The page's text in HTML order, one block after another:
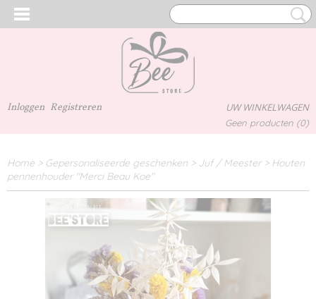
Inloggen Registreren UW WINKELWAGEN
Geen producten (0)
Home > Gepersonaliseerde geschenken > Juf / Meester> Houten
pennenhouder "Merci Beau Koe"